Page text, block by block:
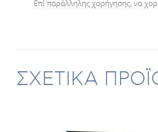
Επί παράλληλης χορήγησης, να
ΣΧΕΤΙΚΑ